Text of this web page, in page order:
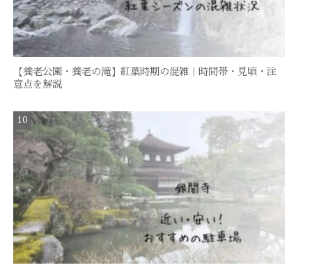
【養老公園・養老の滝】紅葉時期の混雑｜時間帯・見頃・注
意点を解説